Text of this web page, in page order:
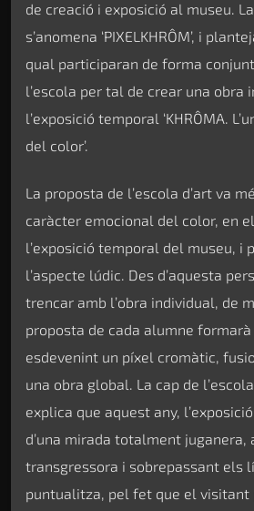
de creació i exposició al museu.
s’anomena ‘PIXELKHRÔM’, i
qual participaran de forma
l’escola per tal de crear una obra
l’exposició temporal ‘KHRÔMA.
del color’.
La proposta de l’escola d’art va
caràcter emocional del color, en
l’exposició temporal del museu, i
l’aspecte lúdic. Des d’aquesta
trencar amb l’obra individual, de
proposta de cada alumne formarà
esdevenint un píxel cromàtic,
una obra global. La cap de
explica que aquest any,
d’una mirada totalment
transgressora i sobrepassant els
puntualitza, pel fet que el visitant